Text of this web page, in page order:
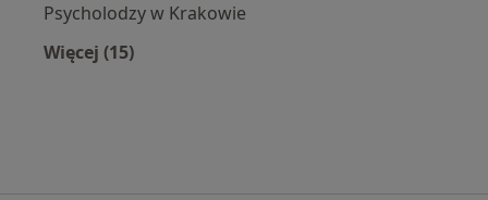
Psycholodzy w Krakowie
Więcej (15)